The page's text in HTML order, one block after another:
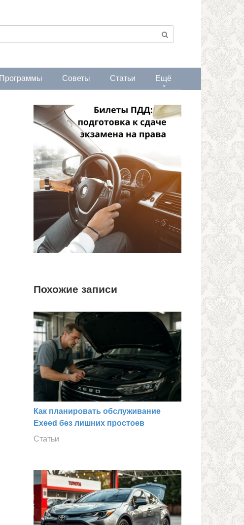
Программы Советы Статьи Ещё
Похожие записи
Как планировать обслуживание
Exeed без лишних простоев
Статьи